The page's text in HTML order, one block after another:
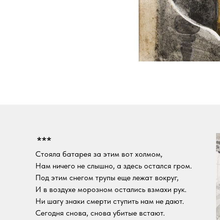
***
Стояла батарея за этим вот холмом,
Нам ничего не слышно, а здесь остался гром.
Под этим снегом трупы еще лежат вокруг,
И в воздухе морозном остались взмахи рук.
Ни шагу знаки смерти ступить нам не дают.
Сегодня снова, снова убитые встают.